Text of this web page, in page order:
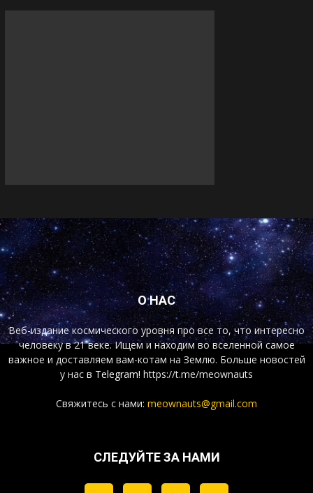
О НАС
Веб-издание космического уровня про все то, что интересно
человеку в 21 веке. Ищем и находим во вселенной самое
важное и доставляем вам-котам на Землю. Больше новостей
у нас в Telegram! https://t.me/meownauts
Свяжитесь с нами: meownauts@gmail.com
СЛЕДУЙТЕ ЗА НАМИ